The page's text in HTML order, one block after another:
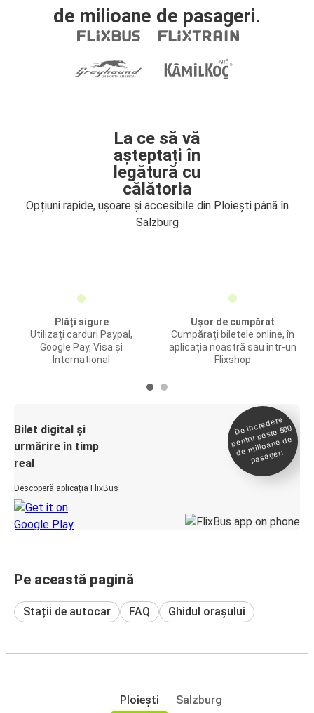
de milioane de pasageri.
La ce să vă
așteptați în
legătură cu
călătoria
Opțiuni rapide, ușoare și accesibile din Ploiești până în
Salzburg
Plăți sigure
Utilizați carduri Paypal,
Google Pay, Visa și
International
Ușor de cumpărat
Cumpărați biletele online, în
aplicația noastră sau într-un
Flixshop
Bilet digital și
urmărire în timp
real
Descoperă aplicația FlixBus
De încredere
pentru peste 500
de
milioane de
pasageri
Pe această pagină
Stații de autocar FAQ Ghidul orașului
Ploiești Salzburg